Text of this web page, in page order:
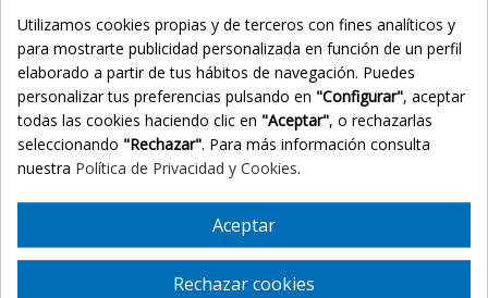
Ocean 24 Acero
Añadir al carrito
Utilizamos cookies propias y de terceros con fines analíticos y
para mostrarte publicidad personalizada en función de un perfil
elaborado a partir de tus hábitos de navegación. Puedes
personalizar tus preferencias pulsando en "Configurar", aceptar
todas las cookies haciendo clic en "Aceptar", o rechazarlas
seleccionando "Rechazar". Para más información consulta
nuestra Política de Privacidad y Cookies.
Aceptar
Rechazar cookies